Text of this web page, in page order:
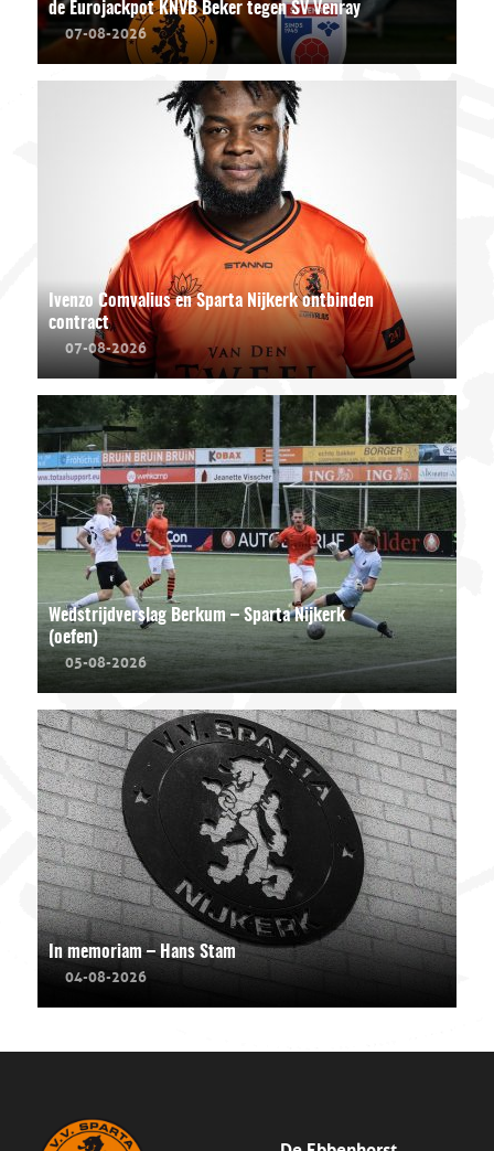
de Eurojackpot KNVB Beker tegen SV Venray
07-08-2026
Ivenzo Comvalius en Sparta Nijkerk ontbinden
contract
07-08-2026
Wedstrijdverslag Berkum – Sparta Nijkerk
(oefen)
05-08-2026
In memoriam – Hans Stam
04-08-2026